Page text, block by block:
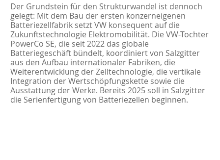
Der Grundstein für den Strukturwandel ist dennoch
gelegt: Mit dem Bau der ersten konzerneigenen
Batteriezellfabrik setzt VW konsequent auf die
Zukunftstechnologie Elektromobilität. Die VW-Tochter
PowerCo SE, die seit 2022 das globale
Batteriegeschäft bündelt, koordiniert von Salzgitter
aus den Aufbau internationaler Fabriken, die
Weiterentwicklung der Zelltechnologie, die vertikale
Integration der Wertschöpfungskette sowie die
Ausstattung der Werke. Bereits 2025 soll in Salzgitter
die Serienfertigung von Batteriezellen beginnen.